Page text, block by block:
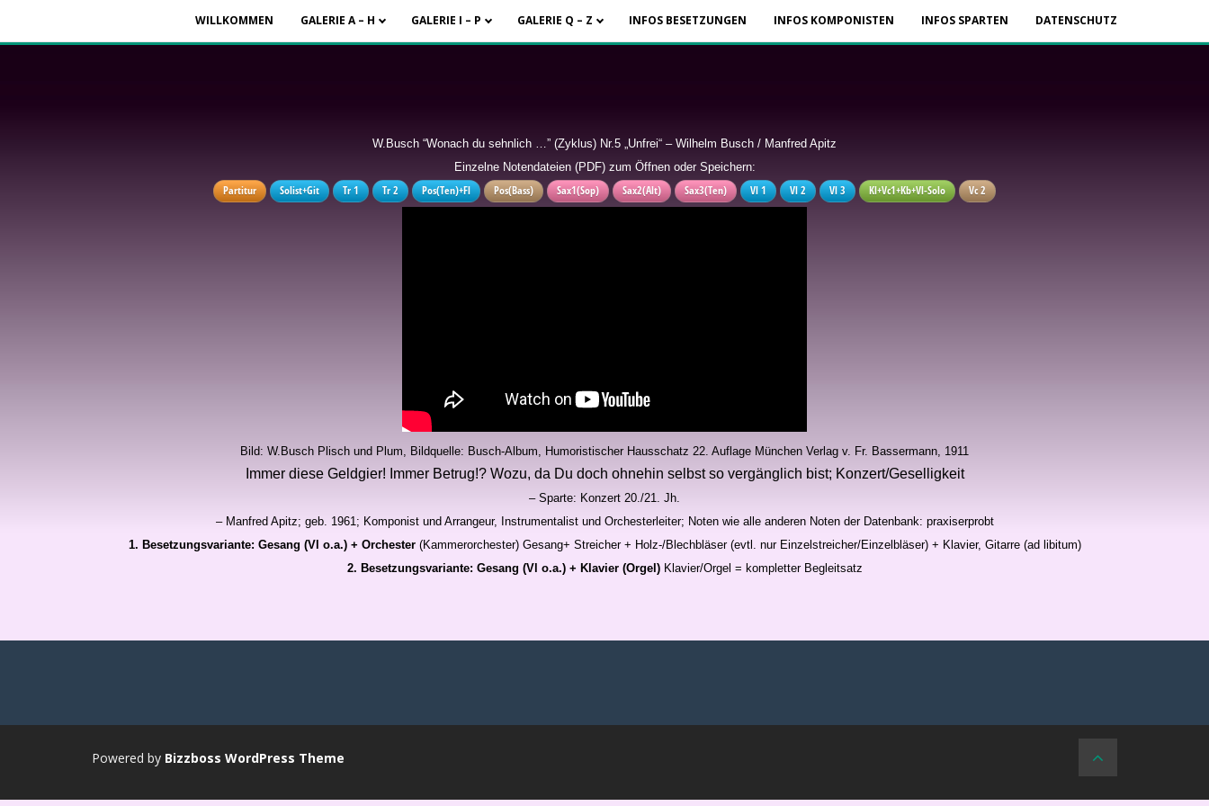
WILLKOMMEN GALERIE A – H GALERIE I – P GALERIE Q – Z INFOS BESETZUNGEN INFOS KOMPONISTEN INFOS SPARTEN DATENSCHUTZ
W.Busch “Wonach du sehnlich …” (Zyklus) Nr.5 „Unfrei“ – Wilhelm Busch / Manfred Apitz
Einzelne Notendateien (PDF) zum Öffnen oder Speichern:
Partitur Solist+Git Tr 1 Tr 2 Pos(Ten)+Fl Pos(Bass) Sax1(Sop) Sax2(Alt) Sax3(Ten) Vl 1 Vl 2 Vl 3 Kl+Vc1+Kb+Vl-Solo Vc 2
Bild: W.Busch Plisch und Plum, Bildquelle: Busch-Album, Humoristischer Hausschatz 22. Auflage München Verlag v. Fr. Bassermann, 1911
Immer diese Geldgier! Immer Betrug!? Wozu, da Du doch ohnehin selbst so vergänglich bist; Konzert/Geselligkeit
– Sparte: Konzert 20./21. Jh.
– Manfred Apitz; geb. 1961; Komponist und Arrangeur, Instrumentalist und Orchesterleiter; Noten wie alle anderen Noten der Datenbank: praxiserprobt
1. Besetzungsvariante: Gesang (Vl o.a.) + Orchester (Kammerorchester) Gesang+ Streicher + Holz-/Blechbläser (evtl. nur Einzelstreicher/Einzelbläser) + Klavier, Gitarre (ad libitum)
2. Besetzungsvariante: Gesang (Vl o.a.) + Klavier (Orgel)Klavier/Orgel = kompletter Begleitsatz
Powered by Bizzboss WordPress Theme